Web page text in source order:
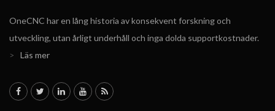
OneCNC har en lång historia av konsekvent forskning och
utveckling, utan årligt underhåll och inga dolda supportkostnader.
>
Läs mer